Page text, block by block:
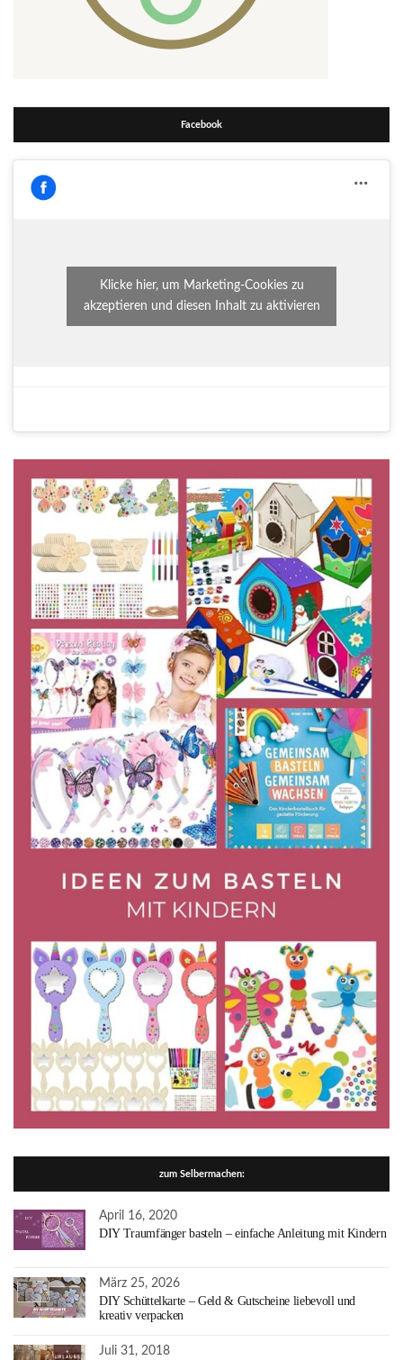
Facebook
Klicke hier, um Marketing-Cookies zu
akzeptieren und diesen Inhalt zu aktivieren
zum Selbermachen:
April 16, 2020
DIY Traumfänger basteln – einfache Anleitung mit Kindern
März 25, 2026
DIY Schüttelkarte – Geld & Gutscheine liebevoll und
kreativ verpacken
Juli 31, 2018